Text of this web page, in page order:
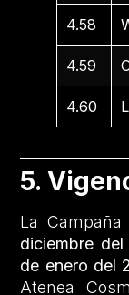
4.58
4.59
4.60
5.
La
diciembre
de enero del
Atenea